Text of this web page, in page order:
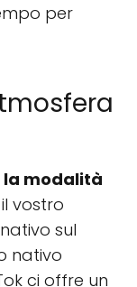
per
la modalità
vostro
sul
nativo
ci offre un